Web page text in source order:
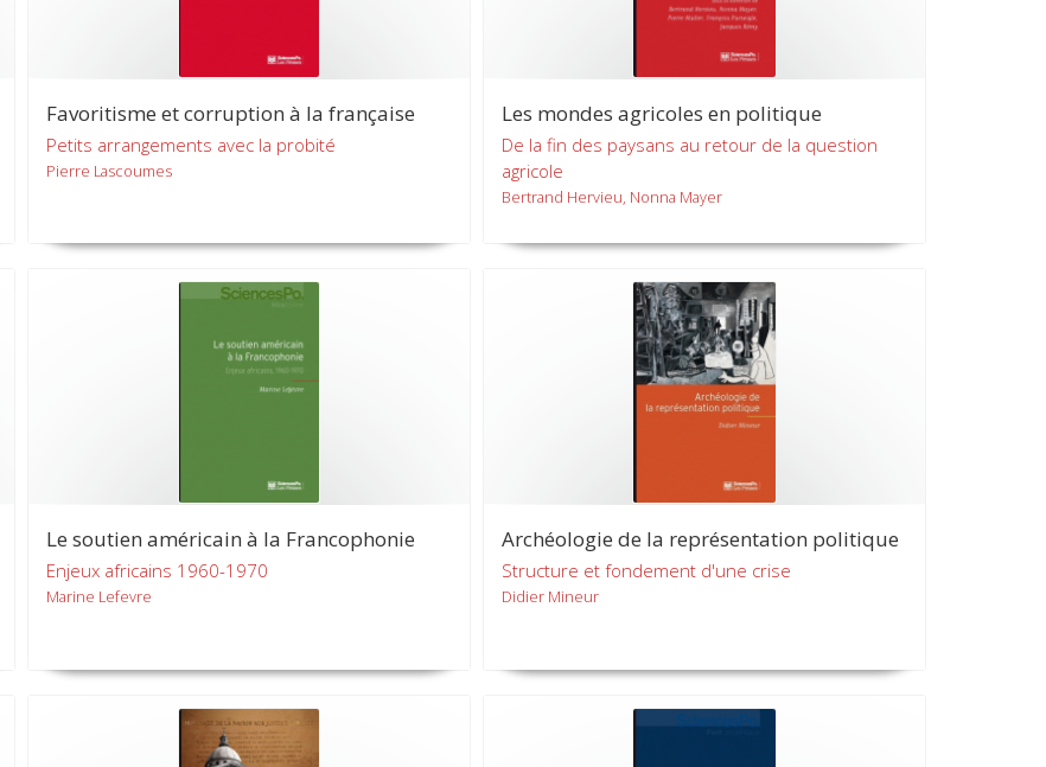
Favoritisme et corruption à la française
Petits arrangements avec la probité
Pierre Lascoumes
Les mondes agricoles en politique
De la fin des paysans au retour de la question
agricole
Bertrand Hervieu, Nonna Mayer
Le soutien américain à la Francophonie
Enjeux africains 1960-1970
Marine Lefevre
Archéologie de la représentation politique
Structure et fondement d'une crise
Didier Mineur